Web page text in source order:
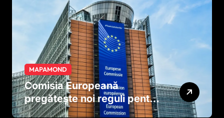
MAPAMOND
Comisia Europeană
pregătește noi reguli pentru
tutun și țigările electronice